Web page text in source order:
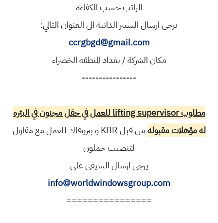
الراتب حسب الكفاءة
يرجى ارسال السيير الذاتية الى العنوان التالي:
ccrgbgd@gmail.com
مكان الشركة / بغداد المنطقه الخضراء
----------------
مطلوب lifting supervisor للعمل في حقل مجنون في البثره
له مؤهلات مقبوله
من قبل KBR و بتروفاك للعمل مع مقاول
لتنصيب جملون
يرجى ارسال السيفي على
info@worldwindowsgroup.com
================